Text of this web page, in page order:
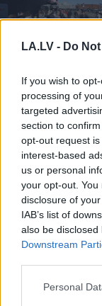
LA.LV - Do
If you wish to
processing of
targeted
section to
opt-out request
interest-based
us or personal
your opt-out.
disclosure of
IAB’s list of
also be
Downstream
Please note that
Personal